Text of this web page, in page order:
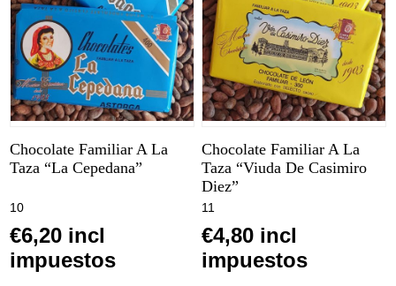
Chocolate Familiar A La
Taza “La Cepedana”
10
€6,20 incl
impuestos
Chocolate Familiar A La
Taza “Viuda De Casimiro
Diez”
11
€4,80 incl
impuestos